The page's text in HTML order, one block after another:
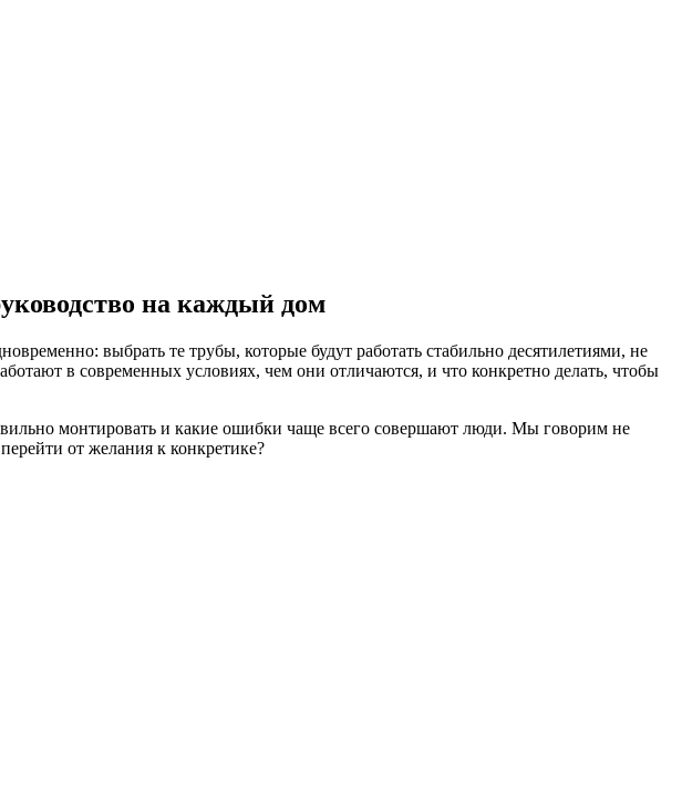
на каждый дом
выбрать те трубы, которые будут работать стабильно десятилетиями, не
в современных условиях, чем они отличаются, и что конкретно делать, чтобы
монтировать и какие ошибки чаще всего совершают люди. Мы говорим не
от желания к конкретике?